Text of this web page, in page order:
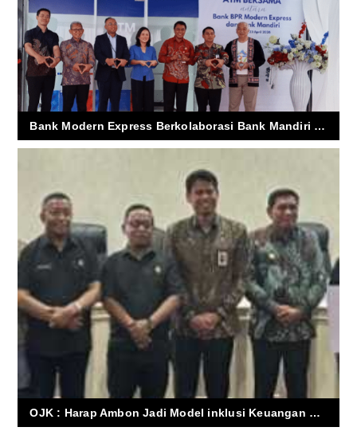
Bank Modern Express Berkolaborasi Bank Mandiri Hadirkan ATM Bersama
OJK : Harap Ambon Jadi Model inklusi Keuangan Berkelanjutan di kawasan Intim